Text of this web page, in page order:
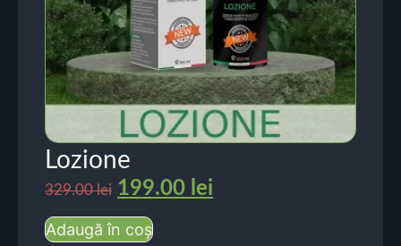
Lozione
329.00lei 199.00 lei
Adaugă în coș